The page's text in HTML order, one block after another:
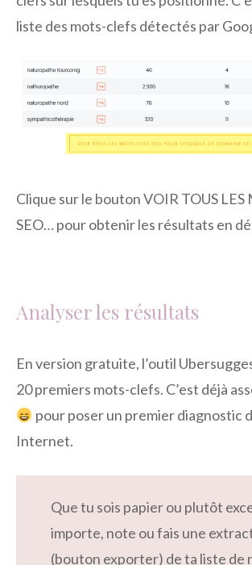
liste des mots-clefs détectés par
Clique sur le bouton VOIR TOUS LES
SEO… pour obtenir les résultats en
Analyser les résultats
En version gratuite, l’outil
20 premiers mots-clefs. C’est déjà
pour poser un premier diagnostic
Internet.
Que tu sois papier ou plutôt
importe, note ou fais une
(bouton exporter) de ta liste de